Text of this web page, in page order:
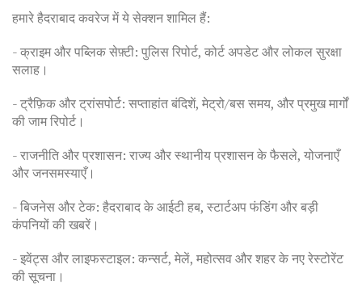
हमारे हैदराबाद कवरेज में ये सेक्शन शामिल हैं:
- क्राइम और पब्लिक सेफ़्टी: पुलिस रिपोर्ट, कोर्ट अपडेट और लोकल सुरक्षा
सलाह।
- ट्रैफ़िक और ट्रांसपोर्ट: सप्ताहांत बंदिशें, मेट्रो/बस समय, और प्रमुख मार्गों
की जाम रिपोर्ट।
- राजनीति और प्रशासन: राज्य और स्थानीय प्रशासन के फैसले, योजनाएँ
और जनसमस्याएँ।
- बिजनेस और टेक: हैदराबाद के आईटी हब, स्टार्टअप फंडिंग और बड़ी
कंपनियों की खबरें।
- इवेंट्स और लाइफस्टाइल: कन्सर्ट, मेलें, महोत्सव और शहर के नए रेस्टोरेंट
की सूचना।